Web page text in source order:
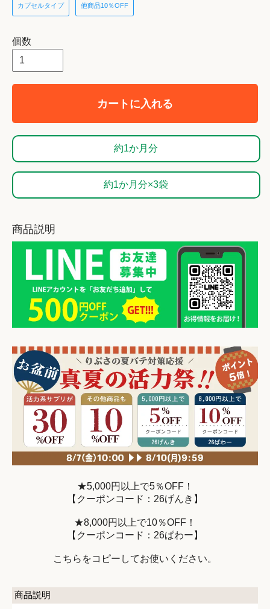
カプセルタイプ 他商品10％OFF
個数
カートに入れる
約1か月分
約1か月分×3袋
商品説明
★5,000円以上で5％OFF！
【クーポンコード：26げんき】
★8,000円以上で10％OFF！
【クーポンコード：26ぱわー】
こちらをコピーしてお使いください。
商品説明